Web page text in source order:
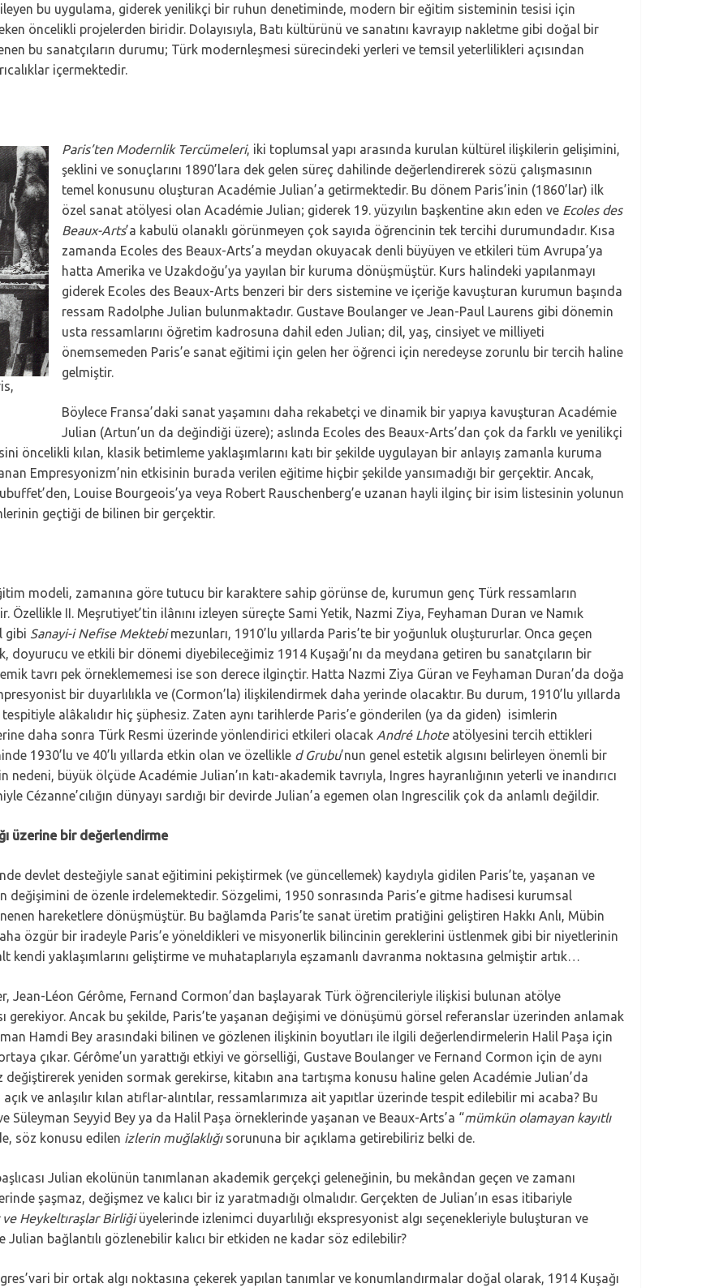
bu uygulama, giderek yenilikçi bir ruhun denetiminde, modern bir eğitim sisteminin tesisi için
öncelikli projelerden biridir. Dolayısıyla, Batı kültürünü ve sanatını kavrayıp nakletme gibi doğal bir
bu sanatçıların durumu; Türk modernleşmesi sürecindeki yerleri ve temsil yeterlilikleri açısından
içermektedir.
Paris’ten Modernlik Tercümeleri, iki toplumsal yapı arasında kurulan kültürel ilişkilerin gelişimini,
şeklini ve sonuçlarını 1890’lara dek gelen süreç dahilinde değerlendirerek sözü çalışmasının
temel konusunu oluşturan Académie Julian’a getirmektedir. Bu dönem Paris’inin (1860’lar) ilk
özel sanat atölyesi olan Académie Julian; giderek 19. yüzyılın başkentine akın eden ve Ecoles des
Beaux-Arts’a kabulü olanaklı görünmeyen çok sayıda öğrencinin tek tercihi durumundadır. Kısa
zamanda Ecoles des Beaux-Arts’a meydan okuyacak denli büyüyen ve etkileri tüm Avrupa’ya
hatta Amerika ve Uzakdoğu’ya yayılan bir kuruma dönüşmüştür. Kurs halindeki yapılanmayı
giderek Ecoles des Beaux-Arts benzeri bir ders sistemine ve içeriğe kavuşturan kurumun başında
ressam Radolphe Julian bulunmaktadır. Gustave Boulanger ve Jean-Paul Laurens gibi dönemin
usta ressamlarını öğretim kadrosuna dahil eden Julian; dil, yaş, cinsiyet ve milliyeti
önemsemeden Paris’e sanat eğitimi için gelen her öğrenci için neredeyse zorunlu bir tercih haline
gelmiştir.
Böylece Fransa’daki sanat yaşamını daha rekabetçi ve dinamik bir yapıya kavuşturan Académie
Julian (Artun’un da değindiği üzere); aslında Ecoles des Beaux-Arts’dan çok da farklı ve yenilikçi
öncelikli kılan, klasik betimleme yaklaşımlarını katı bir şekilde uygulayan bir anlayış zamanla kuruma
Empresyonizm’nin etkisinin burada verilen eğitime hiçbir şekilde yansımadığı bir gerçektir. Ancak,
Louise Bourgeois’ya veya Robert Rauschenberg’e uzanan hayli ilginç bir isim listesinin yolunun
geçtiği de bilinen bir gerçektir.
modeli, zamanına göre tutucu bir karaktere sahip görünse de, kurumun genç Türk ressamların
Özellikle II. Meşrutiyet’tin ilânını izleyen süreçte Sami Yetik, Nazmi Ziya, Feyhaman Duran ve Namık
gibi Sanayi-i Nefise Mektebimezunları, 1910’lu yıllarda Paris’te bir yoğunluk oluştururlar. Onca geçen
doyurucu ve etkili bir dönemi diyebileceğimiz 1914 Kuşağı’nı da meydana getiren bu sanatçıların bir
tavrı pek örneklememesi ise son derece ilginçtir. Hatta Nazmi Ziya Güran ve Feyhaman Duran’da doğa
bir duyarlılıkla ve (Cormon’la) ilişkilendirmek daha yerinde olacaktır. Bu durum, 1910’lu yıllarda
alâkalıdır hiç şüphesiz. Zaten aynı tarihlerde Paris’e gönderilen (ya da giden) isimlerin
daha sonra Türk Resmi üzerinde yönlendirici etkileri olacak André Lhoteatölyesini tercih ettikleri
1930’lu ve 40’lı yıllarda etkin olan ve özellikle d Grubu’nun genel estetik algısını belirleyen önemli bir
büyük ölçüde Académie Julian’ın katı-akademik tavrıyla, Ingres hayranlığının yeterli ve inandırıcı
Cézanne’cılığın dünyayı sardığı bir devirde Julian’a egemen olan Ingrescilik çok da anlamlı değildir.
üzerine bir değerlendirme
devlet desteğiyle sanat eğitimini pekiştirmek (ve güncellemek) kaydıyla gidilen Paris’te, yaşanan ve
de özenle irdelemektedir. Sözgelimi, 1950 sonrasında Paris’e gitme hadisesi kurumsal
hareketlere dönüşmüştür. Bu bağlamda Paris’te sanat üretim pratiğini geliştiren Hakkı Anlı, Mübin
özgür bir iradeyle Paris’e yöneldikleri ve misyonerlik bilincinin gereklerini üstlenmek gibi bir niyetlerinin
kendi yaklaşımlarını geliştirme ve muhataplarıyla eşzamanlı davranma noktasına gelmiştir artık…
Jean-Léon Gérôme, Fernand Cormon’dan başlayarak Türk öğrencileriyle ilişkisi bulunan atölye
gerekiyor. Ancak bu şekilde, Paris’te yaşanan değişimi ve dönüşümü görsel referanslar üzerinden anlamak
Hamdi Bey arasındaki bilinen ve gözlenen ilişkinin boyutları ile ilgili değerlendirmelerin Halil Paşa için
çıkar. Gérôme’un yarattığı etkiyi ve görselliği, Gustave Boulanger ve Fernand Cormon için de aynı
yeniden sormak gerekirse, kitabın ana tartışma konusu haline gelen Académie Julian’da
ve anlaşılır kılan atıflar-alıntılar, ressamlarımıza ait yapıtlar üzerinde tespit edilebilir mi acaba? Bu
Süleyman Seyyid Bey ya da Halil Paşa örneklerinde yaşanan ve Beaux-Arts’a “mümkün olamayan kayıtlı
söz konusu edilen izlerin muğlaklığısorununa bir açıklama getirebiliriz belki de.
Julian ekolünün tanımlanan akademik gerçekçi geleneğinin, bu mekândan geçen ve zamanı
şaşmaz, değişmez ve kalıcı bir iz yaratmadığı olmalıdır. Gerçekten de Julian’ın esas itibariyle
Heykeltıraşlar Birliğiüyelerinde izlenimci duyarlılığı ekspresyonist algı seçenekleriyle buluşturan ve
bağlantılı gözlenebilir kalıcı bir etkiden ne kadar söz edilebilir?
bir ortak algı noktasına çekerek yapılan tanımlar ve konumlandırmalar doğal olarak, 1914 Kuşağı